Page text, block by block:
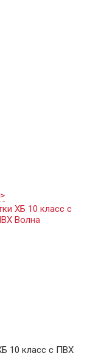
10 класс с ПВХ